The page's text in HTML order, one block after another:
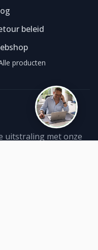
beleid
producten
uitstraling met onze